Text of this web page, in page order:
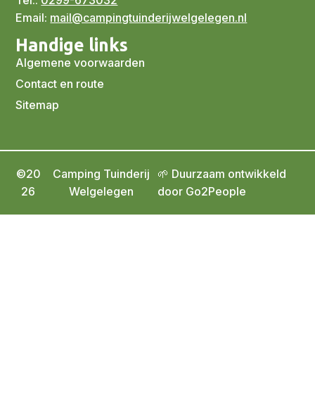
Email: mail@campingtuinderijwelgelegen.nl
Handige links
Algemene voorwaarden
Contact en route
Sitemap
©20
26
Camping Tuinderij
Welgelegen
🌱 Duurzaam ontwikkeld
door Go2People